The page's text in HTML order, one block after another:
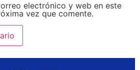
electrónico y web en este
vez que comente.